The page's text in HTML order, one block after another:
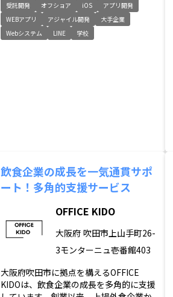
受託開発 オフショア iOS
アプリ開発
WEBアプリ
アジャイル開発
大手企業
Webシステム
LINE 学校
飲食企業の成長を一気通貫サポ
ート！多角的支援サービス
OFFICE KIDO
大阪府 吹田市上山手町26-
3モンターニュ壱番館403
大阪府吹田市に拠点を構えるOFFICE
KIDOは、飲食企業の成長を多角的に支援